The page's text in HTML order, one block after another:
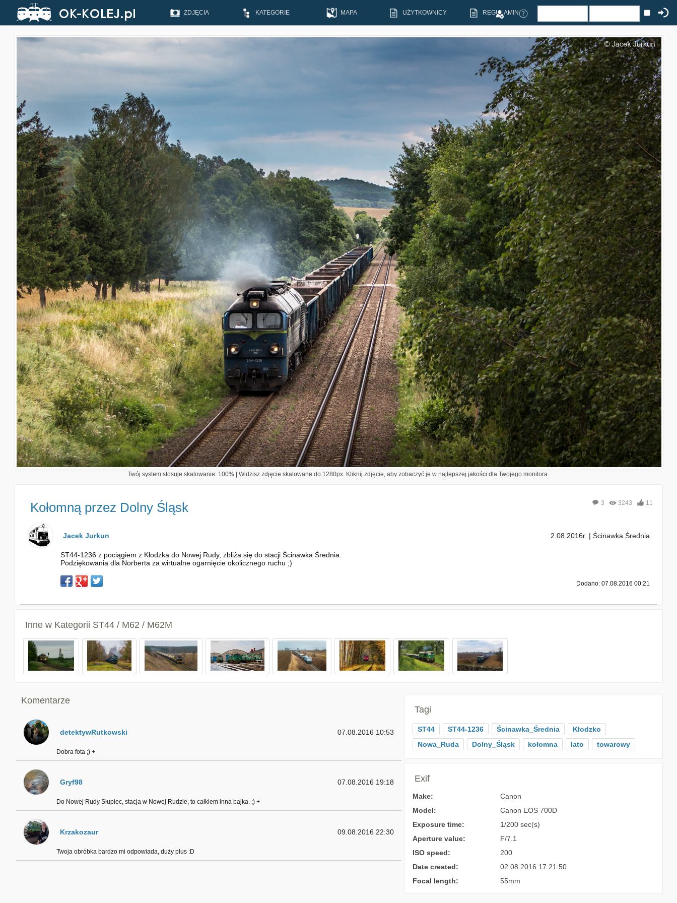
ZDJĘCIA KATEGORIE MAPA UŻYTKOWNICY REGULAMIN
Twój system stosuje skalowanie: 100% | Widzisz zdjęcie skalowane do 1280px. Kliknij zdjęcie, aby zobaczyć je w najlepszej jakości dla Twojego monitora.
Kołomną przez Dolny Śląsk 3 3243 11
Jacek Jurkun 2.08.2016r. | Ścinawka Średnia
ST44-1236 z pociągiem z Kłodzka do Nowej Rudy, zbliża się do stacji Ścinawka Średnia.
Podziękowania dla Norberta za wirtualne ogarnięcie okolicznego ruchu ;)
Dodano: 07.08.2016 00:21
Inne w Kategorii ST44 / M62 / M62M
Komentarze
detektywRutkowski 07.08.2016 10:53
Dobra fota ;) +
Gryf98 07.08.2016 19:18
Do Nowej Rudy Słupiec, stacja w Nowej Rudzie, to całkiem inna bajka. ;) +
Krzakozaur 09.08.2016 22:30
Twoja obróbka bardzo mi odpowiada, duży plus :D
Tagi
ST44 ST44-1236 Ścinawka_Średnia
Kłodzko
Nowa_Ruda
Dolny_Śląsk kołomna lato towarowy
Exif
Make:
Canon
Model:
Canon EOS 700D
Exposure time:
1/200 sec(s)
Aperture value:
F/7.1
ISO speed:
200
Date created:
02.08.2016 17:21:50
Focal length:
55mm